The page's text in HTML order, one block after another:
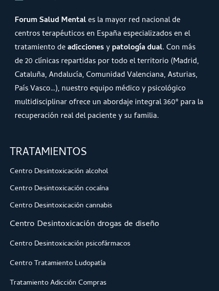
Forum Salud Mentales la mayor red nacional de
centros terapéuticos en España especializados en el
tratamiento deadiccionesypatología dual. Con más
de 20 clínicas repartidas por todo el territorio (Madrid,
Cataluña, Andalucía, Comunidad Valenciana, Asturias,
País Vasco…), nuestro equipo médico y psicológico
multidisciplinar ofrece un abordaje integral 360º para la
recuperación real del paciente y su familia.
TRATAMIENTOS
Centro Desintoxicación alcohol
Centro Desintoxicación cocaína
Centro Desintoxicación cannabis
Centro Desintoxicación drogas de diseño
Centro Desintoxicación psicofármacos
Centro Tratamiento Ludopatía
Tratamiento Adicción Compras